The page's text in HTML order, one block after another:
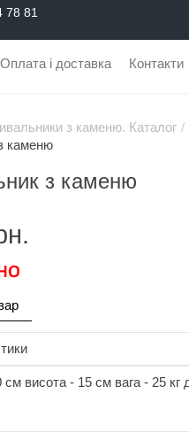
78 81
Оплата і доставка Контакти
з каменю. Каталог /
каменю
з каменю
см висота - 15 см вага - 25 кг